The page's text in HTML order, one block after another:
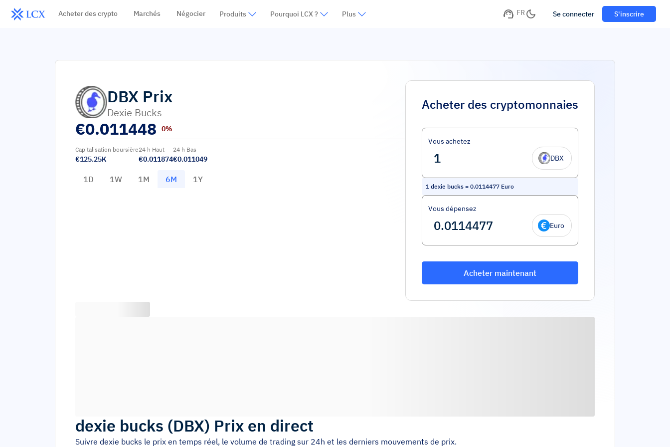
Acheter des crypto Marchés Négocier Produits Pourquoi LCX ? Plus FR Se connecter S'inscrire
DBX Prix
Dexie Bucks
€0.011448 0%
Capitalisation boursière
€125.25K
24 h Haut
€0.011874
24 h Bas
€0.011049
1D 1W 1M 6M 1Y
Acheter des cryptomonnaies
Vous achetez
DBX
1 dexie bucks = 0.0114477 Euro
Vous dépensez
Euro
Acheter maintenant
dexie bucks (DBX) Prix en direct
Suivre dexie bucks le prix en temps réel, le volume de trading sur 24h et les derniers mouvements de prix.